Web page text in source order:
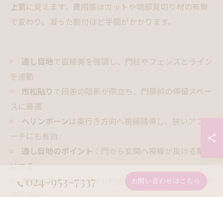
上質に見えます。費用感はカットや端部見切り材の有無
で変わり、凝った割付ほど手間がかかります。
通し目地で直線美を強調し、門柱やフェンスとライン
を連動
市松貼り で段差の陰影が際立ち、門扉前の停留スペー
スに最適
ヘリンボーンは奥行き方向へ視線誘導し、狭いアプロ
ーチにも有効
通し目地のポイント ：門から玄関へ視線が抜ける割付
にする
市松のポイント：タイル色差や表面テクスチャで格子
024-953-7337 お問い合わせはこちら